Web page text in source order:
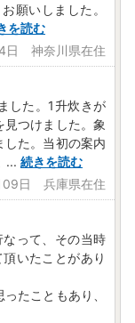
願いしました。
を読む
日 神奈川県在住
した。1升炊きが
つけました。象
した。当初の案内
... 続きを読む
09日 兵庫県在住
って、その当時
いたことがあり
たこともあり、